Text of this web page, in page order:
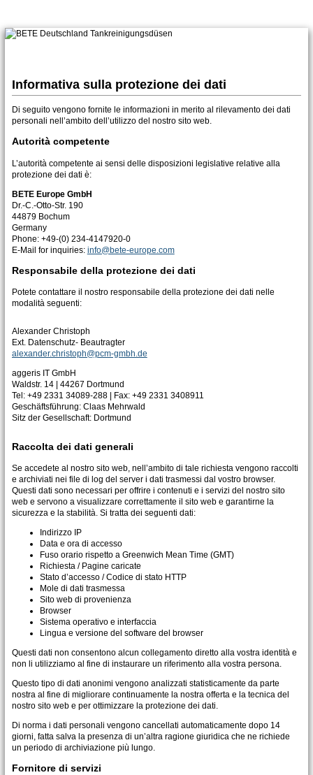
Informativa sulla protezione dei dati
Di seguito vengono fornite le informazioni in merito al rilevamento dei dati
personali nell’ambito dell’utilizzo del nostro sito web.
Autorità competente
L’autorità competente ai sensi delle disposizioni legislative relative alla
protezione dei dati è:
BETE Europe GmbH
Dr.-C.-Otto-Str. 190
44879 Bochum
Germany
Phone: +49-(0) 234-4147920-0
E-Mail for inquiries: info@bete-europe.com
Responsabile della protezione dei dati
Potete contattare il nostro responsabile della protezione dei dati nelle
modalità seguenti:
Alexander Christoph
Ext. Datenschutz- Beautragter
alexander.christoph@pcm-gmbh.de
aggeris IT GmbH
Waldstr. 14 | 44267 Dortmund
Tel: +49 2331 34089-288 | Fax: +49 2331 3408911
Geschäftsführung: Claas Mehrwald
Sitz der Gesellschaft: Dortmund
Raccolta dei dati generali
Se accedete al nostro sito web, nell’ambito di tale richiesta vengono raccolti
e archiviati nei file di log del server i dati trasmessi dal vostro browser.
Questi dati sono necessari per offrire i contenuti e i servizi del nostro sito
web e servono a visualizzare correttamente il sito web e garantirne la
sicurezza e la stabilità. Si tratta dei seguenti dati:
Indirizzo IP
Data e ora di accesso
Fuso orario rispetto a Greenwich Mean Time (GMT)
Richiesta / Pagine caricate
Stato d’accesso / Codice di stato HTTP
Mole di dati trasmessa
Sito web di provenienza
Browser
Sistema operativo e interfaccia
Lingua e versione del software del browser
Questi dati non consentono alcun collegamento diretto alla vostra identità e
non li utilizziamo al fine di instaurare un riferimento alla vostra persona.
Questo tipo di dati anonimi vengono analizzati statisticamente da parte
nostra al fine di migliorare continuamente la nostra offerta e la tecnica del
nostro sito web e per ottimizzare la protezione dei dati.
Di norma i dati personali vengono cancellati automaticamente dopo 14
giorni, fatta salva la presenza di un’altra ragione giuridica che ne richiede
un periodo di archiviazione più lungo.
Fornitore di servizi